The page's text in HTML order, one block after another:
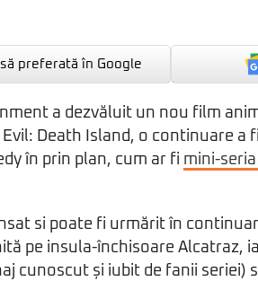
preferată în Google
a dezvăluit un nou film
Death Island, o continuare a
în prin plan, cum ar fi mini-
si poate fi urmărit în
pe insula-închisoare Alcatraz,
cunoscut și iubit de fanii seriei)